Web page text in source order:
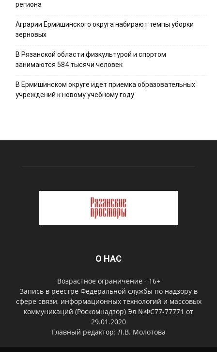
региона
Аграрии Ермишинского округа набирают темпы уборки
зерновых
В Рязанской области физкультурой и спортом
занимаются 584 тысячи человек
В Ермишинском округе идет приемка образовательных
учреждений к новому учебному году
О НАС
Возрастное ограничение - 16+
Запись в реестре Федеральной службы по надзору в
сфере связи, информационных технологий и массовых
коммуникаций (Роскомнадзор) Эл №ФС77-77771 от
29.01.2020
Главный редактор: Л.В. Молотова